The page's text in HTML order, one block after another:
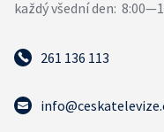
261 136 113